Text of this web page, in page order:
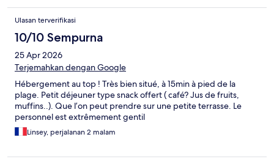
Ulasan terverifikasi
10/10 Sempurna
25 Apr 2026
Terjemahkan dengan Google
Hébergement au top ! Très bien situé, à 15min à pied de la
plage. Petit déjeuner type snack offert ( café? Jus de fruits,
muffins..). Que l’on peut prendre sur une petite terrasse. Le
personnel est extrêmement gentil
Linsey, perjalanan 2 malam